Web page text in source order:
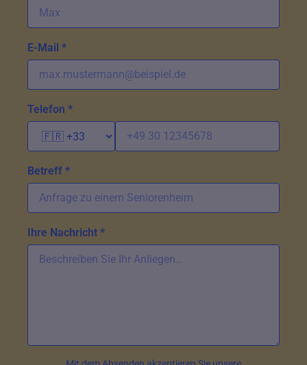
E-Mail *
Telefon *
Betreff *
Ihre Nachricht *